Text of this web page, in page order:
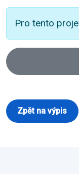
Pro tento
Zpět na výpis